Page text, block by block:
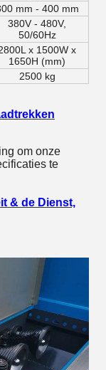
mm - 400 mm
380V - 480V,
50/60Hz
x 1500W x
1650H (mm)
2500 kg
om onze
te
& de Dienst,